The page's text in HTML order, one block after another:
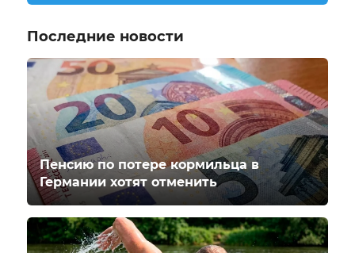
Последние новости
Пенсию по потере кормильца в
Германии хотят отменить